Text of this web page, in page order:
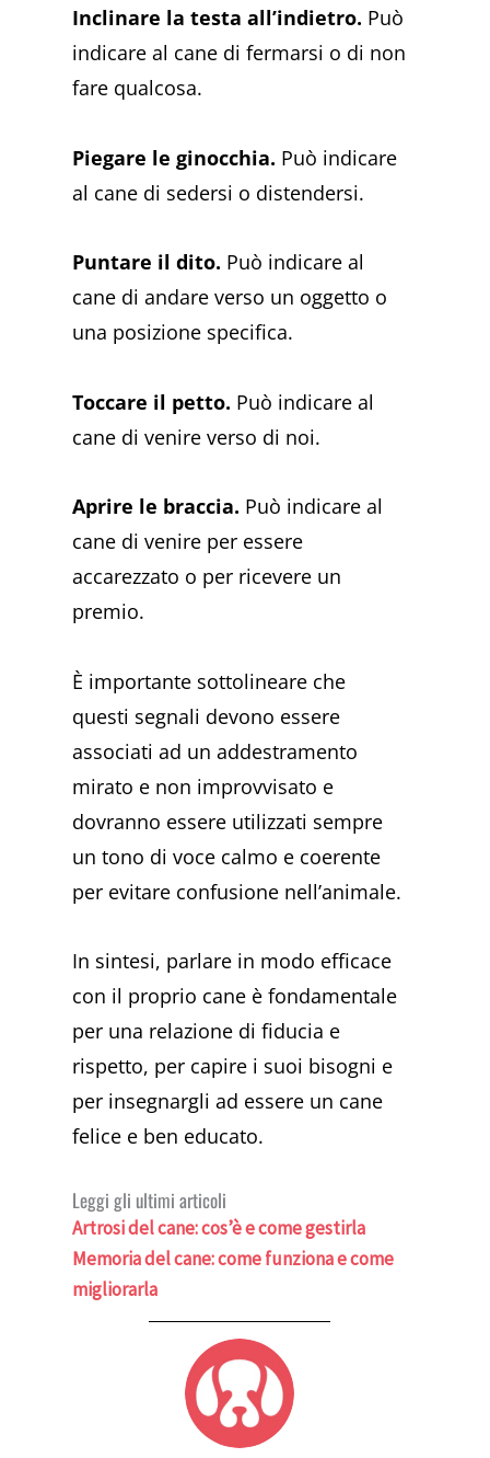
Inclinare la testa all’indietro. Può
indicare al cane di fermarsi o di non
fare qualcosa.
Piegare le ginocchia. Può indicare
al cane di sedersi o distendersi.
Puntare il dito. Può indicare al
cane di andare verso un oggetto o
una posizione specifica.
Toccare il petto. Può indicare al
cane di venire verso di noi.
Aprire le braccia. Può indicare al
cane di venire per essere
accarezzato o per ricevere un
premio.
È importante sottolineare che
questi segnali devono essere
associati ad un addestramento
mirato e non improvvisato e
dovranno essere utilizzati sempre
un tono di voce calmo e coerente
per evitare confusione nell’animale.
In sintesi, parlare in modo efficace
con il proprio cane è fondamentale
per una relazione di fiducia e
rispetto, per capire i suoi bisogni e
per insegnargli ad essere un cane
felice e ben educato.
Leggi gli ultimi articoli
Artrosi del cane: cos’è e come gestirla
Memoria del cane: come funziona e come
migliorarla